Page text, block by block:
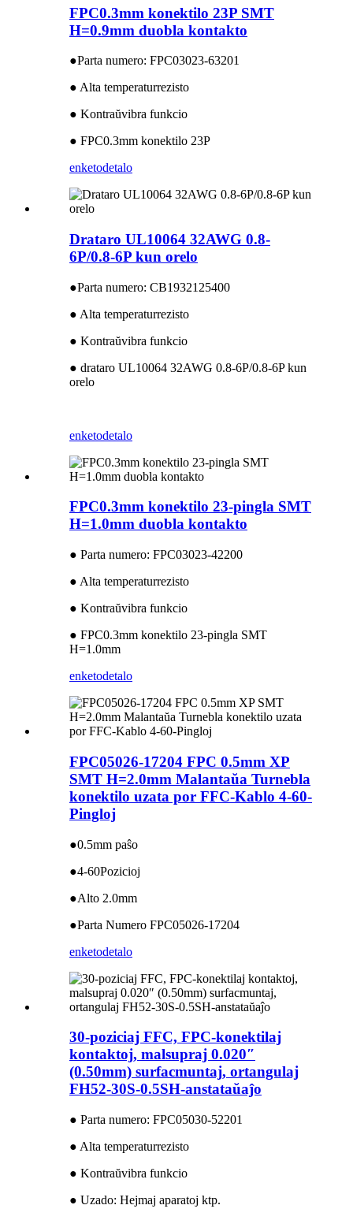
FPC0.3mm konektilo 23P SMT
H=0.9mm duobla kontakto
●Parta numero: FPC03023-63201
● Alta temperaturrezisto
● Kontraŭvibra funkcio
● FPC0.3mm konektilo 23P
enketodetalo
Drataro UL10064 32AWG 0.8-
6P/0.8-6P kun orelo
●Parta numero: CB1932125400
● Alta temperaturrezisto
● Kontraŭvibra funkcio
● drataro UL10064 32AWG 0.8-6P/0.8-6P kun
orelo
enketodetalo
FPC0.3mm konektilo 23-pingla SMT
H=1.0mm duobla kontakto
● Parta numero: FPC03023-42200
● Alta temperaturrezisto
● Kontraŭvibra funkcio
● FPC0.3mm konektilo 23-pingla SMT
H=1.0mm
enketodetalo
FPC05026-17204 FPC 0.5mm XP
SMT H=2.0mm Malantaŭa Turnebla
konektilo uzata por FFC-Kablo 4-60-
Pingloj
●0.5mm paŝo
●4-60Pozicioj
●Alto 2.0mm
●Parta Numero FPC05026-17204
enketodetalo
30-poziciaj FFC, FPC-konektilaj
kontaktoj, malsupraj 0.020″
(0.50mm) surfacmuntaj, ortangulaj
FH52-30S-0.5SH-anstataŭaĵo
● Parta numero: FPC05030-52201
● Alta temperaturrezisto
● Kontraŭvibra funkcio
● Uzado: Hejmaj aparatoj ktp.